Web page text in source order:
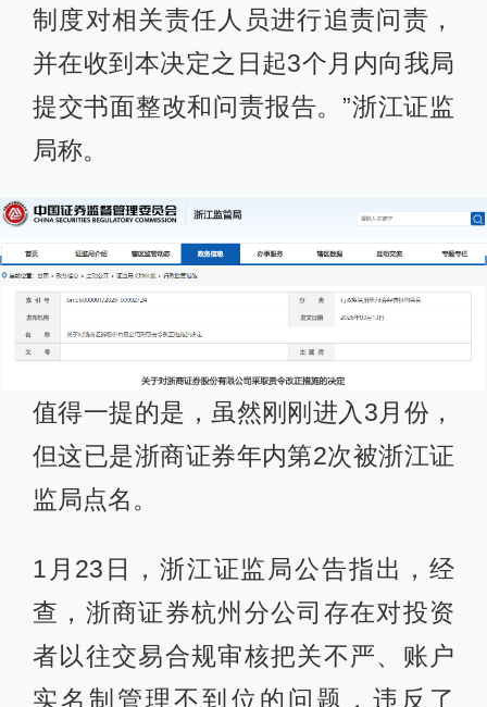
制度对相关责任人员进行追责问责，
并在收到本决定之日起3个月内向我局
提交书面整改和问责报告。”浙江证监
局称。
值得一提的是，虽然刚刚进入3月份，
但这已是浙商证券年内第2次被浙江证
监局点名。
1月23日，浙江证监局公告指出，经
查，浙商证券杭州分公司存在对投资
者以往交易合规审核把关不严、账户
实名制管理不到位的问题，违反了